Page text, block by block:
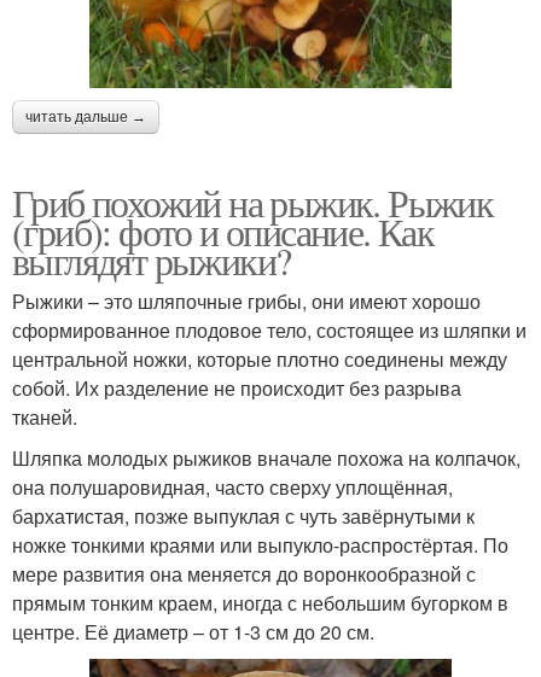
читать дальше →
Гриб похожий на рыжик. Рыжик
(гриб): фото и описание. Как
выглядят рыжики?
Рыжики – это шляпочные грибы, они имеют хорошо
сформированное плодовое тело, состоящее из шляпки и
центральной ножки, которые плотно соединены между
собой. Их разделение не происходит без разрыва
тканей.
Шляпка молодых рыжиков вначале похожа на колпачок,
она полушаровидная, часто сверху уплощённая,
бархатистая, позже выпуклая с чуть завёрнутыми к
ножке тонкими краями или выпукло-распростёртая. По
мере развития она меняется до воронкообразной с
прямым тонким краем, иногда с небольшим бугорком в
центре. Её диаметр – от 1-3 см до 20 см.